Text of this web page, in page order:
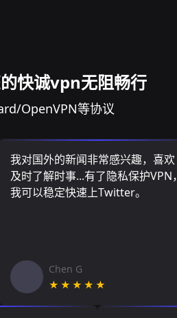
快诚vpn无阻畅行
OpenVPN等协议
我对国外的新闻非常感兴趣，喜欢
及时了解时事...有了隐私保护VPN，
我可以稳定快速上Twitter。
Chen G
★★★★★